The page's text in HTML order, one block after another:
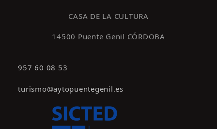
CASA DE LA CULTURA
14500 Puente Genil CÓRDOBA
957 60 08 53
turismo@aytopuentegenil.es